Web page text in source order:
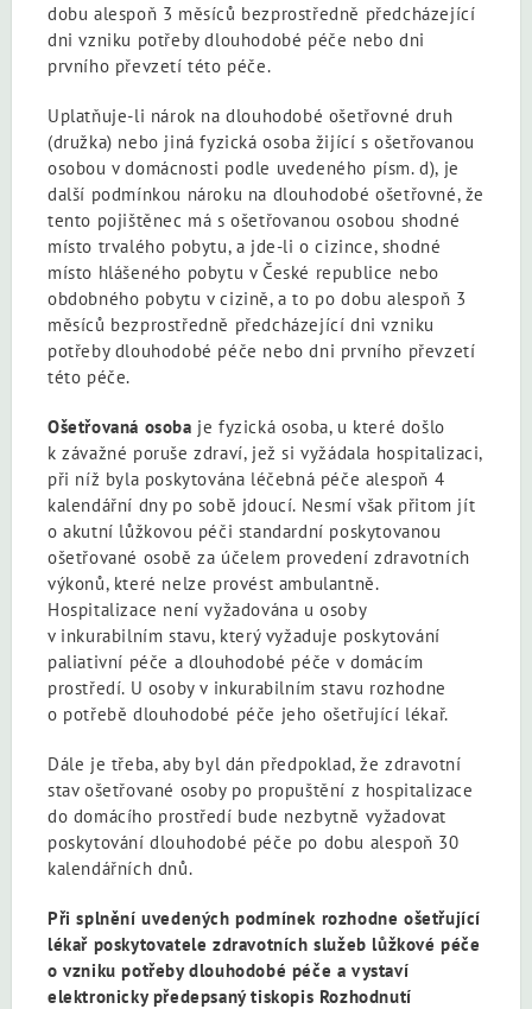
dobu alespoň 3 měsíců bezprostředně předcházející
dni vzniku potřeby dlouhodobé péče nebo dni
prvního převzetí této péče.
Uplatňuje-li nárok na dlouhodobé ošetřovné druh
(družka) nebo jiná fyzická osoba žijící s ošetřovanou
osobou v domácnosti podle uvedeného písm. d), je
další podmínkou nároku na dlouhodobé ošetřovné, že
tento pojištěnec má s ošetřovanou osobou shodné
místo trvalého pobytu, a jde-li o cizince, shodné
místo hlášeného pobytu v České republice nebo
obdobného pobytu v cizině, a to po dobu alespoň 3
měsíců bezprostředně předcházející dni vzniku
potřeby dlouhodobé péče nebo dni prvního převzetí
této péče.
Ošetřovaná osoba je fyzická osoba, u které došlo
k závažné poruše zdraví, jež si vyžádala hospitalizaci,
při níž byla poskytována léčebná péče alespoň 4
kalendářní dny po sobě jdoucí. Nesmí však přitom jít
o akutní lůžkovou péči standardní poskytovanou
ošetřované osobě za účelem provedení zdravotních
výkonů, které nelze provést ambulantně.
Hospitalizace není vyžadována u osoby
v inkurabilním stavu, který vyžaduje poskytování
paliativní péče a dlouhodobé péče v domácím
prostředí. U osoby v inkurabilním stavu rozhodne
o potřebě dlouhodobé péče jeho ošetřující lékař.
Dále je třeba, aby byl dán předpoklad, že zdravotní
stav ošetřované osoby po propuštění z hospitalizace
do domácího prostředí bude nezbytně vyžadovat
poskytování dlouhodobé péče po dobu alespoň 30
kalendářních dnů.
Při splnění uvedených podmínek rozhodne ošetřující
lékař poskytovatele zdravotních služeb lůžkové péče
o vzniku potřeby dlouhodobé péče a vystaví
elektronicky předepsaný tiskopis Rozhodnutí